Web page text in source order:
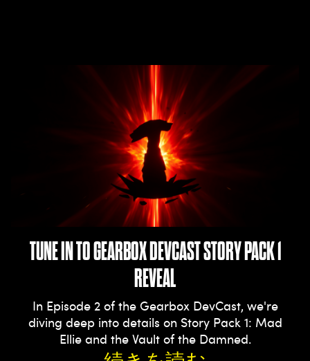
TUNE IN TO GEARBOX DEVCAST STORY PACK 1
REVEAL
In Episode 2 of the Gearbox DevCast, we're
diving deep into details on Story Pack 1: Mad
Ellie and the Vault of the Damned.